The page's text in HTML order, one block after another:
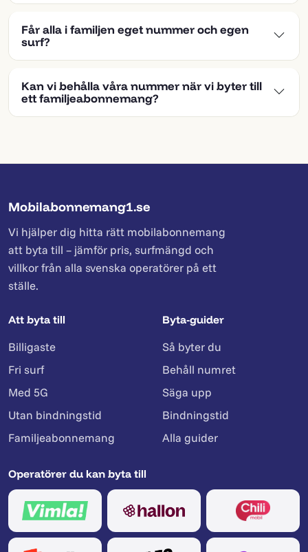
Får alla i familjen eget nummer och egen
surf?
Kan vi behålla våra nummer när vi byter till
ett familjeabonnemang?
Mobilabonnemang1.se
Vi hjälper dig hitta rätt mobilabonnemang
att byta till – jämför pris, surfmängd och
villkor från alla svenska operatörer på ett
ställe.
Att byta till
Billigaste
Fri surf
Med 5G
Utan bindningstid
Familjeabonnemang
Byta-guider
Så byter du
Behåll numret
Säga upp
Bindningstid
Alla guider
Operatörer du kan byta till